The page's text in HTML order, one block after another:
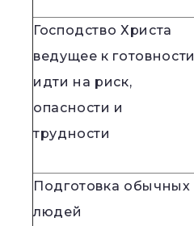
Господство Христа
ведущее к готовности
идти на риск,
опасности и
трудности
Подготовка обычных
людей